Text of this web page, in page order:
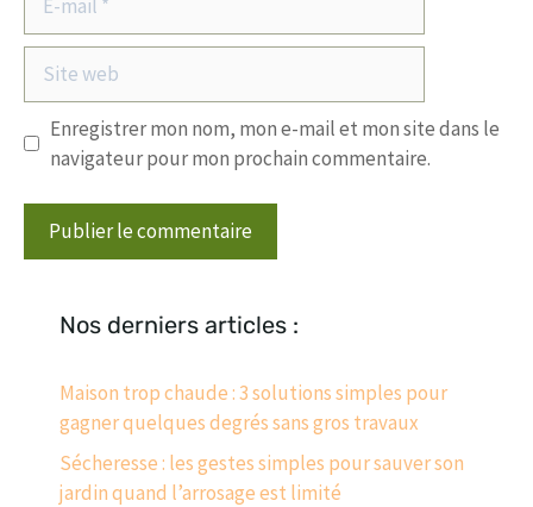
mail
Site
web
Enregistrer mon nom, mon e-mail et mon site dans le
navigateur pour mon prochain commentaire.
Nos derniers articles :
Maison trop chaude : 3 solutions simples pour
gagner quelques degrés sans gros travaux
Sécheresse : les gestes simples pour sauver son
jardin quand l’arrosage est limité